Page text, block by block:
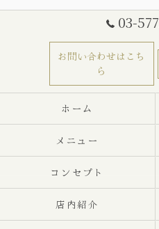
03-
お問い合わせはこち
ら
ホーム
メニュー
コンセプト
店内紹介